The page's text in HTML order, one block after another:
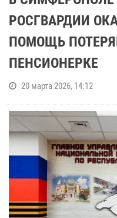
РОСГВАРДИИ
ПОМОЩЬ
ПЕНСИОНЕРКЕ
20 марта 2026, 14:12